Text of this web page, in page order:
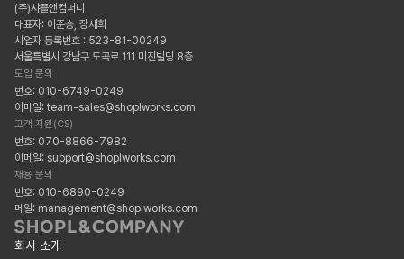
(주)샤플앤컴퍼니
대표자: 이준승, 장세희
사업자 등록번호 : 523-81-00249
서울특별시 강남구 도곡로 111 미진빌딩 8층
도입 문의
번호: 010-6749-0249
이메일: team-sales@shoplworks.com
고객 지원(CS)
번호: 070-8866-7982
이메일: support@shoplworks.com
채용 문의
번호: 010-6890-0249
메일: management@shoplworks.com
회사 소개